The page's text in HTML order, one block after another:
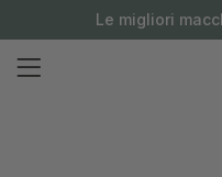
Le migliori